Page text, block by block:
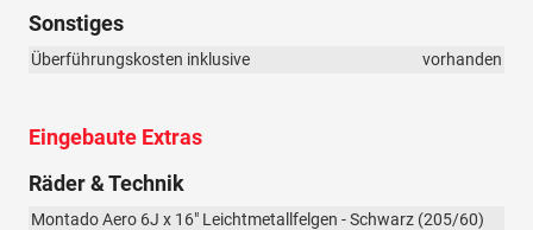
Sonstiges
Überführungskosten inklusive vorhanden
Eingebaute Extras
Räder & Technik
Montado Aero 6J x 16" Leichtmetallfelgen - Schwarz (205/60)